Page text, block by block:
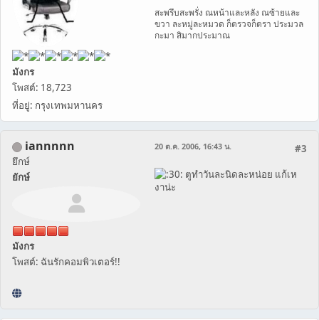
มังกร
โพสต์: 18,723
ที่อยู่: กรุงเทพมหานคร
สะพรึบสะพรั่ง ณหน้าและหลัง ณซ้ายและ
ขวา ละหมู่ละหมวด ก็ตรวจก็ตรา ประมวล
กะมา สิมากประมาณ
iannnnn
ยึกษ์
ยักษ์
มังกร
โพสต์: ฉันรักคอมพิวเตอร์!!
#3
20 ต.ค. 2006, 16:43 น.
ตูทำวันละนิดละหน่อย แก้เห
งาน่ะ